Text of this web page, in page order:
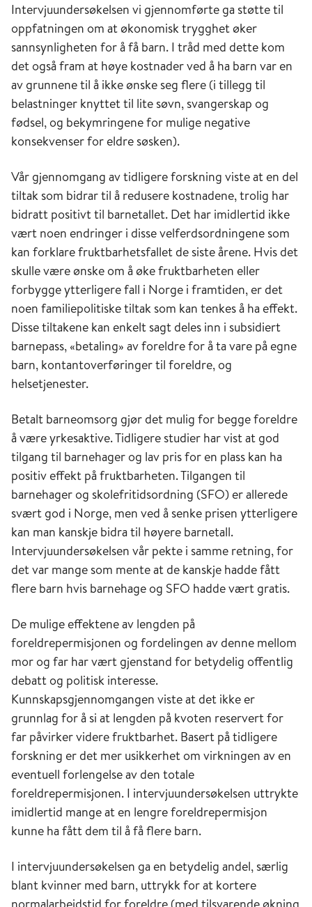
Intervjuundersøkelsen vi gjennomførte ga støtte til
oppfatningen om at økonomisk trygghet øker
sannsynligheten for å få barn. I tråd med dette kom
det også fram at høye kostnader ved å ha barn var en
av grunnene til å ikke ønske seg flere (i tillegg til
belastninger knyttet til lite søvn, svangerskap og
fødsel, og bekymringene for mulige negative
konsekvenser for eldre søsken).
Vår gjennomgang av tidligere forskning viste at en del
tiltak som bidrar til å redusere kostnadene, trolig har
bidratt positivt til barnetallet. Det har imidlertid ikke
vært noen endringer i disse velferdsordningene som
kan forklare fruktbarhetsfallet de siste årene. Hvis det
skulle være ønske om å øke fruktbarheten eller
forbygge ytterligere fall i Norge i framtiden, er det
noen familiepolitiske tiltak som kan tenkes å ha effekt.
Disse tiltakene kan enkelt sagt deles inn i subsidiert
barnepass, «betaling» av foreldre for å ta vare på egne
barn, kontantoverføringer til foreldre, og
helsetjenester.
Betalt barneomsorg gjør det mulig for begge foreldre
å være yrkesaktive. Tidligere studier har vist at god
tilgang til barnehager og lav pris for en plass kan ha
positiv effekt på fruktbarheten. Tilgangen til
barnehager og skolefritidsordning (SFO) er allerede
svært god i Norge, men ved å senke prisen ytterligere
kan man kanskje bidra til høyere barnetall.
Intervjuundersøkelsen vår pekte i samme retning, for
det var mange som mente at de kanskje hadde fått
flere barn hvis barnehage og SFO hadde vært gratis.
De mulige effektene av lengden på
foreldrepermisjonen og fordelingen av denne mellom
mor og far har vært gjenstand for betydelig offentlig
debatt og politisk interesse.
Kunnskapsgjennomgangen viste at det ikke er
grunnlag for å si at lengden på kvoten reservert for
far påvirker videre fruktbarhet. Basert på tidligere
forskning er det mer usikkerhet om virkningen av en
eventuell forlengelse av den totale
foreldrepermisjonen. I intervjuundersøkelsen uttrykte
imidlertid mange at en lengre foreldrepermisjon
kunne ha fått dem til å få flere barn.
I intervjuundersøkelsen ga en betydelig andel, særlig
blant kvinner med barn, uttrykk for at kortere